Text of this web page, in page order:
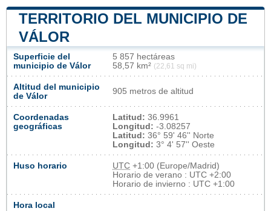
TERRITORIO DEL MUNICIPIO DE
VÁLOR
Superficie del
municipio de Válor
5 857 hectáreas
58,57 km² (22,61 sq mi)
Altitud del municipio
de Válor
905 metros de altitud
Coordenadas
geográficas
Latitud: 36.9961
Longitud: -3.08257
Latitud: 36° 59' 46'' Norte
Longitud: 3° 4' 57'' Oeste
Huso horario UTC +1:00 (Europe/Madrid)
Horario de verano : UTC +2:00
Horario de invierno : UTC +1:00
Hora local